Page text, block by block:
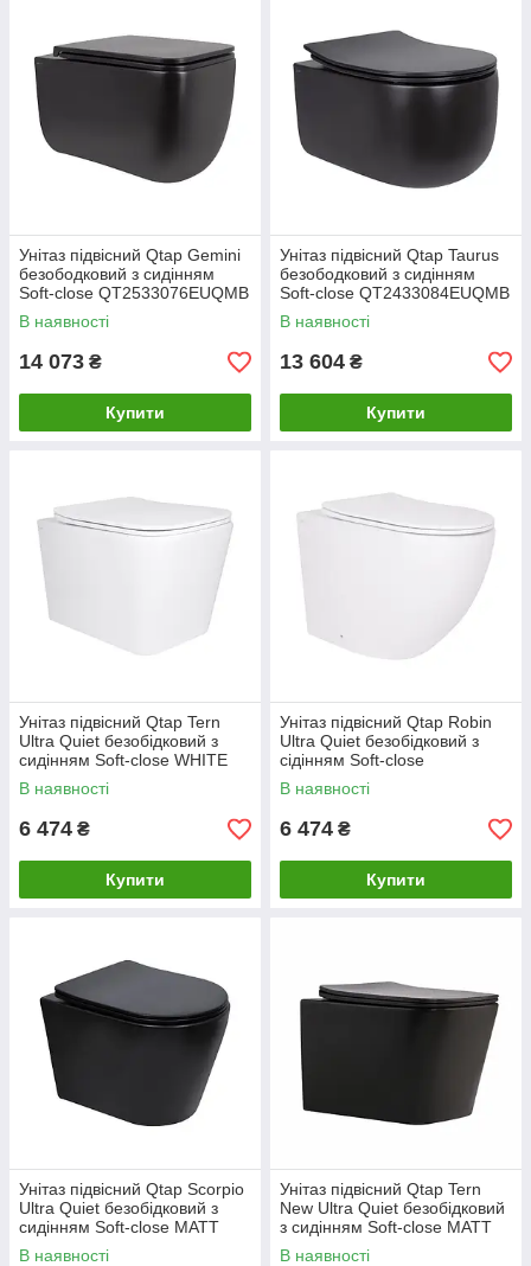
Унітаз підвісний Qtap Gemini
безободковий з сидінням
Soft-close QT2533076EUQMB
В наявності
14 073 ₴
Купити
Унітаз підвісний Qtap Taurus
безободковий з сидінням
Soft-close QT2433084EUQMB
В наявності
13 604 ₴
Купити
Унітаз підвісний Qtap Tern
Ultra Quiet безобідковий з
сидінням Soft-close WHITE
QT17332303AW
В наявності
6 474 ₴
Купити
Унітаз підвісний Qtap Robin
Ultra Quiet безобідковий з
сідінням Soft-close
520x365x365 мм WHITE
В наявності
6 474 ₴
Купити
Унітаз підвісний Qtap Scorpio
Ultra Quiet безобідковий з
сидінням Soft-close MATT
BLACK QT14332380AMB
В наявності
Унітаз підвісний Qtap Tern
New Ultra Quiet безобідковий
з сидінням Soft-close MATT
BLACK QT17332303ASMB
В наявності